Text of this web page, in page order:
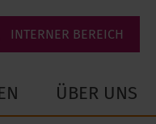
INTERNER BEREICH
JobImpulsÜBER UNS